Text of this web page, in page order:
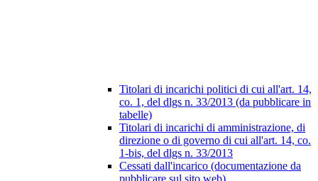
Titolari di incarichi politici di cui all'art. 14,
co. 1, del dlgs n. 33/2013 (da pubblicare in
tabelle)
Titolari di incarichi di amministrazione, di
direzione o di governo di cui all'art. 14, co.
1-bis, del dlgs n. 33/2013
Cessati dall'incarico (documentazione da